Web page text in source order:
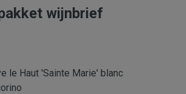
wijnbrief
le Haut 'Sainte Marie' blanc